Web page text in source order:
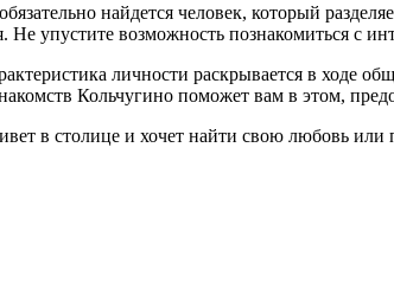
найдется человек, который
упустите возможность познакомиться с
личности раскрывается в ходе
Кольчугино поможет вам в этом,
в столице и хочет найти свою любовь